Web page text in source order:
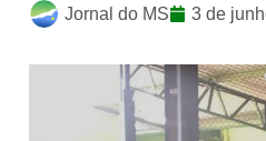
Jornal do MS 3 de